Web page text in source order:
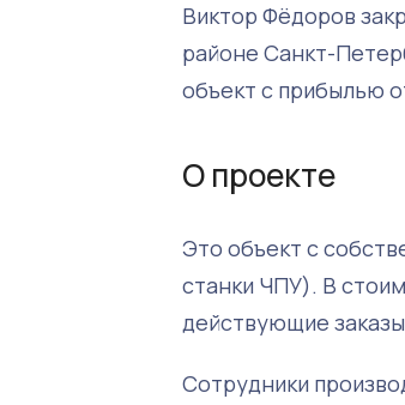
Виктор Фёдоров
районе Санкт-
объект с прибылью
О проекте
Это объект с
станки ЧПУ). В
действующие заказы
Сотрудники